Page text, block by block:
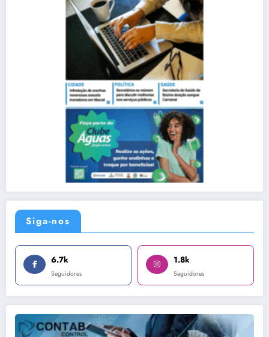
Siga-nos
6.7k
Seguidores
1.8k
Seguidores